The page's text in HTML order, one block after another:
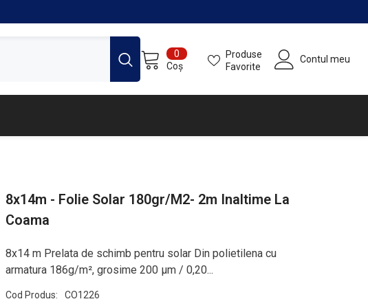
0
articole
Coș
Produse
Favorite
Contul meu
8x14m - Folie Solar 180gr/m2- 2m Inaltime La
Coama
8x14 m Prelata de schimb pentru solar Din polietilena cu
armatura 186g/m², grosime 200 µm / 0,20...
Cod Produs: CO1226